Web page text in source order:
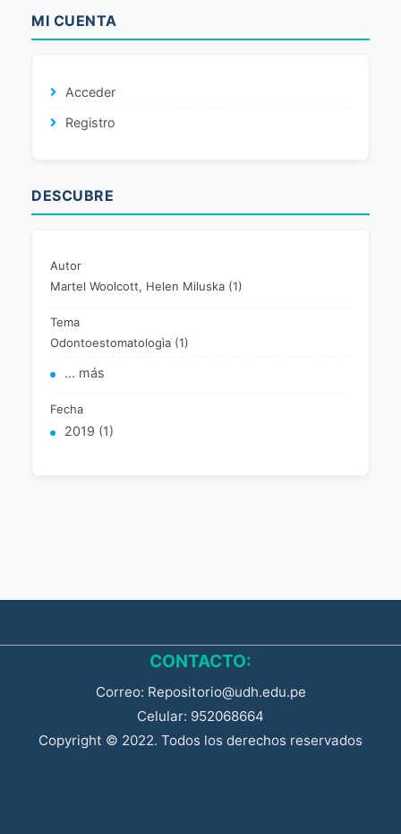
MI CUENTA
Acceder
Registro
DESCUBRE
Autor
Martel Woolcott, Helen Miluska (1)
Tema
Odontoestomatologìa (1)
... más
Fecha
2019 (1)
CONTACTO:
Correo: Repositorio@udh.edu.pe
Celular: 952068664
Copyright © 2022. Todos los derechos reservados